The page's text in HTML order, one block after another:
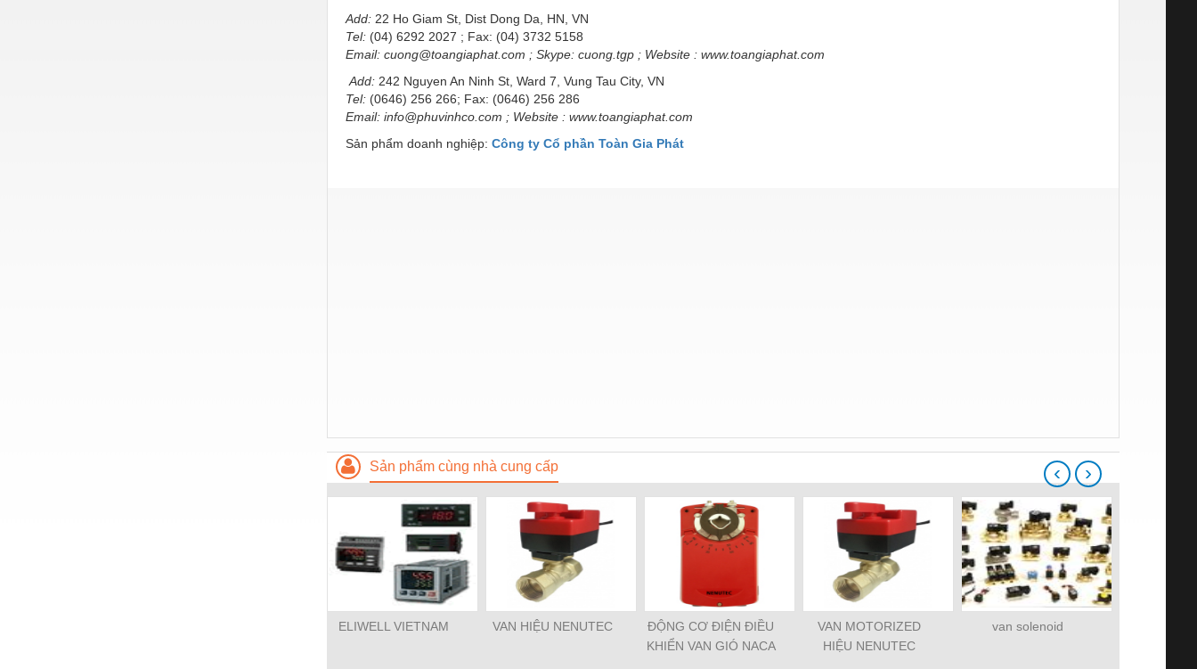
Add: 22 Ho Giam St, Dist Dong Da, HN, VN
Tel: (04) 6292 2027 ; Fax: (04) 3732 5158
Email: cuong@toangiaphat.com ; Skype: cuong.tgp ; Website : www.toangiaphat.com
Add: 242 Nguyen An Ninh St, Ward 7, Vung Tau City, VN
Tel: (0646) 256 266; Fax: (0646) 256 286
Email: info@phuvinhco.com ; Website : www.toangiaphat.com
Sản phẩm doanh nghiệp: Công ty Cổ phần Toàn Gia Phát
Sản phẩm cùng nhà cung cấp
ELIWELL VIETNAM VAN HIỆU NENUTEC
ĐỘNG CƠ ĐIỆN ĐIỀU
KHIỂN VAN GIÓ NACA
VAN MOTORIZED
HIỆU NENUTEC
van solenoid
‹ ›